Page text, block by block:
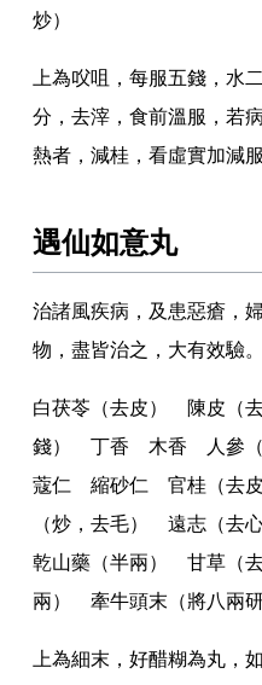
炒）
上為㕮咀 ，每服五錢 ， 水
分 ，去滓 ，食前溫服 ， 若
熱者 ，減桂 ，看虛實加減
遇仙如意丸
治諸風疾病 ， 及患惡瘡 ，
物 ，盡皆治之 ， 大有效驗。
白茯苓（去皮） 陳皮（
錢） 丁香 木香 人參（
蔻仁 縮砂仁 官桂（去
（炒 ，去毛） 遠志（去
乾山藥（半兩） 甘草（
兩） 牽牛頭末（將八兩
上為細末 ，好醋糊為丸 ，